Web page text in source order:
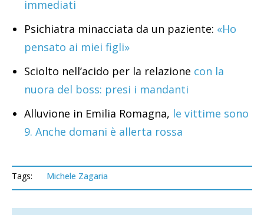
immediati
Psichiatra minacciata da un paziente: «Ho
pensato ai miei figli»
Sciolto nell’acido per la relazione con la
nuora del boss: presi i mandanti
Alluvione in Emilia Romagna, le vittime sono
9. Anche domani è allerta rossa
Tags: Michele Zagaria